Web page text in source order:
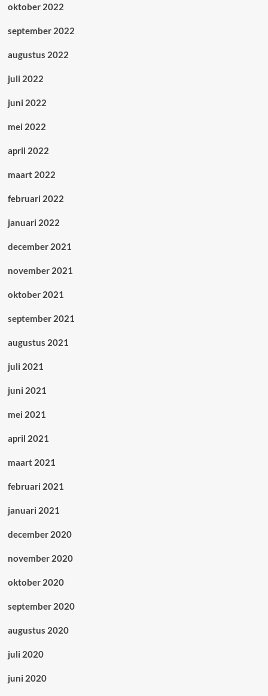
oktober 2022
september 2022
augustus 2022
juli 2022
juni 2022
mei 2022
april 2022
maart 2022
februari 2022
januari 2022
december 2021
november 2021
oktober 2021
september 2021
augustus 2021
juli 2021
juni 2021
mei 2021
april 2021
maart 2021
februari 2021
januari 2021
december 2020
november 2020
oktober 2020
september 2020
augustus 2020
juli 2020
juni 2020